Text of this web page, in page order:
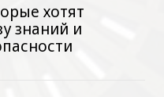
хотят
знаний и